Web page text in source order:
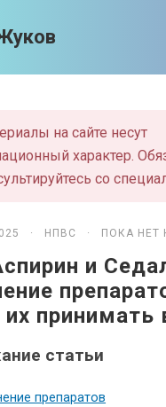
на сайте несут
характер.
со
· НПВС · ПОКА НЕТ
и
их принимать
статьи
препаратов